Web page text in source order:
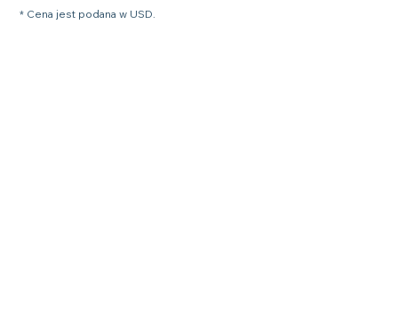
* Cena jest podana w USD.